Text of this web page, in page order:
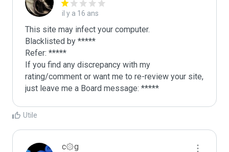
il y a 16 ans
This site may infect your computer.
Blacklisted by *****
Refer: *****
If you find any discrepancy with my
rating/comment or want me to re-review your site,
just leave me a Board message: *****
Utile
c۞g